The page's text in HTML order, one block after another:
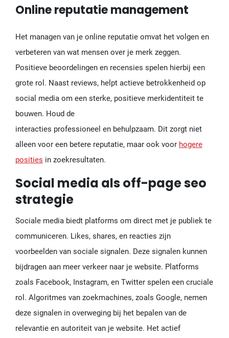
Online reputatie management
Het managen van je online reputatie omvat het volgen en
verbeteren van wat mensen over je merk zeggen.
Positieve beoordelingen en recensies spelen hierbij een
grote rol. Naast reviews, helpt actieve betrokkenheid op
social media om een sterke, positieve merkidentiteit te
bouwen. Houd de
interacties professioneel en behulpzaam. Dit zorgt niet
alleen voor een betere reputatie, maar ook voor hogere
posities in zoekresultaten.
Social media als off-page seo
strategie
Sociale media biedt platforms om direct met je publiek te
communiceren. Likes, shares, en reacties zijn
voorbeelden van sociale signalen. Deze signalen kunnen
bijdragen aan meer verkeer naar je website. Platforms
zoals Facebook, Instagram, en Twitter spelen een cruciale
rol. Algoritmes van zoekmachines, zoals Google, nemen
deze signalen in overweging bij het bepalen van de
relevantie en autoriteit van je website. Het actief